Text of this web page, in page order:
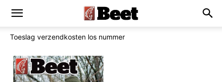
Toeslag verzendkosten los nummer